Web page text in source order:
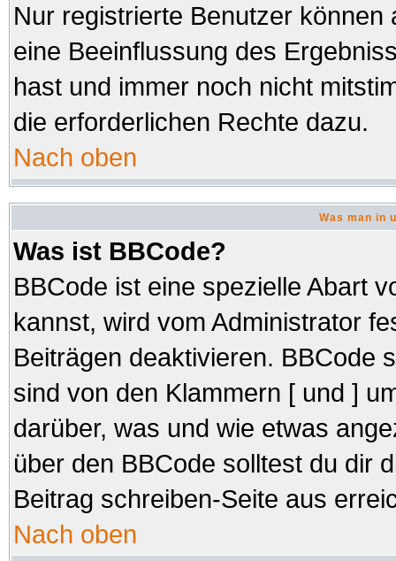
Nur registrierte Benutzer
eine Beeinflussung des
hast und immer noch nicht
die erforderlichen Rechte dazu.
Nach oben
Was man in
Was ist BBCode?
BBCode ist eine spezielle Abart
kannst, wird vom Administrator
Beiträgen deaktivieren. BBCode
sind von den Klammern [ und ]
darüber, was und wie etwas
über den BBCode solltest du dir
Beitrag schreiben-Seite aus
Nach oben